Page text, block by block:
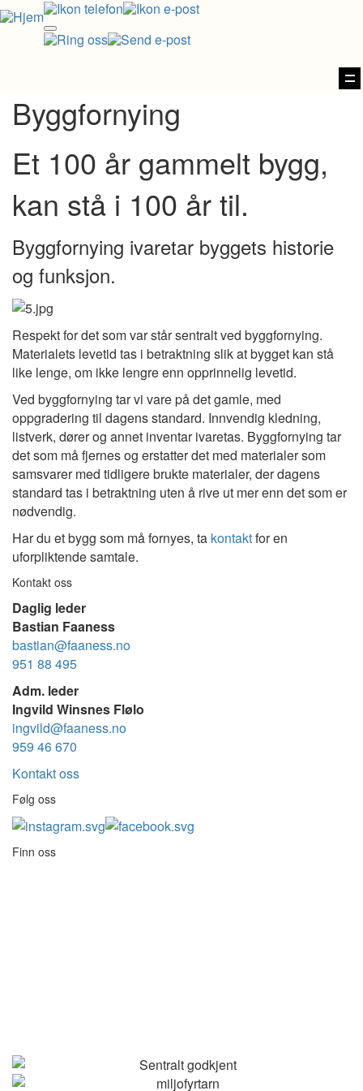
Byggfornying
Et 100 år gammelt bygg,
kan stå i 100 år til.
Byggfornying ivaretar byggets historie
og funksjon.
Respekt for det som var står sentralt ved byggfornying.
Materialets levetid tas i betraktning slik at bygget kan stå
like lenge, om ikke lengre enn opprinnelig levetid.
Ved byggfornying tar vi vare på det gamle, med
oppgradering til dagens standard. Innvendig kledning,
listverk, dører og annet inventar ivaretas. Byggfornying tar
det som må fjernes og erstatter det med materialer som
samsvarer med tidligere brukte materialer, der dagens
standard tas i betraktning uten å rive ut mer enn det som er
nødvendig.
Har du et bygg som må fornyes, ta kontaktfor en
uforpliktende samtale.
Kontakt oss
Daglig leder
Bastian Faaness
bastian@faaness.no
951 88 495
Adm. leder
Ingvild Winsnes Flølo
ingvild@faaness.no
959 46 670
Kontakt oss
Følg oss
Finn oss